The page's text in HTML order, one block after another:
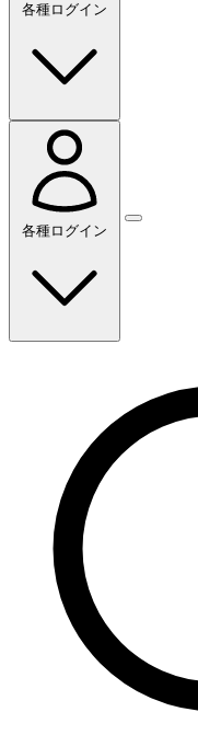
各種ログイン
各種ログイン